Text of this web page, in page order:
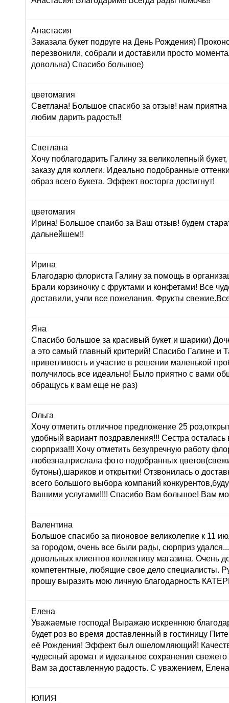
Анастасия
Заказала букет подруге на День Рождения)
перезвонили, собрали и доставили просто
довольна) Спасибо большое)
цветомагия
Светлана! Большое спасибо за отзыв! нам
любим дарить радость!!
Светлана
Хочу поблагодарить Галину за великолепный
заказу для коллеги. Идеально подобранные
образ всего букета. Эффект восторга достигнут!
цветомагия
Ирина! Большое спаибо за Ваш отзыв! будем
дальнейшем!!
Ирина
Благодарю флориста Галину за помощь в
Брали корзиночку с фруктами и конфетами! Все
доставили, учли все пожелания. Фрукты
Яна
Спасибо большое за красивый букет и шарики)
а это самый главный критерий! Спасибо Галине и
приветливость и участие в решении маленькой
получилось все идеально! Было приятно с вами
обращусь к вам еще не раз)
Ольга
Хочу отметить отличное предложение 25
удобный вариант поздравления!!! Сестра осталась
сюрприза!!! Хочу отметить безупречную работу
любезна,прислала фото подобранных
бутоны),шариков и открытки! Отзвонилась о
всего большого выбора компаний
Вашими услугами!!!! Спасибо Вам большое! Вам
Валентина
Большое спасибо за пионовое великолепие к 11
за городом, очень все были рады, сюрприз
довольных клиентов коллективу магазина. Очень
компетентные, любящие свое дело специалисты.
прошу выразить мою личную благодарность
Елена
Уважаемые господа! Выражаю искреннюю
будет роз во время доставленный в гостиницу
её Рождения! Эффект был ошеломляющий!
чудесный аромат и идеальное сохранения
Вам за доставленную радость. С уважением,
ЮЛИЯ